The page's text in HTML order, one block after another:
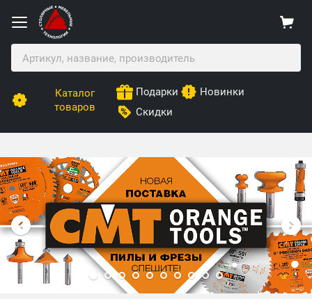
Каталог
товаров
Подарки
Новинки
Скидки
Столярные Мебельные Технологии